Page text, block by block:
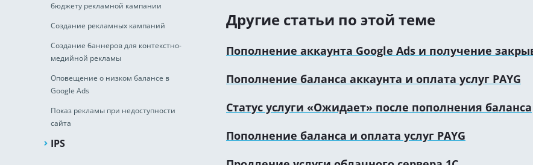
бюджету рекламной кампании
Создание рекламных кампаний
Создание баннеров для контекстно-
медийной рекламы
Оповещение о низком балансе в
Google Ads
Показ рекламы при недоступности
сайта
IPS
Другие статьи по этой теме
Пополнение аккаунта Google Ads и получение
Пополнение баланса аккаунта и оплата услуг PAYG
Статус услуги «Ожидает» после пополнения баланса
Пополнение баланса и оплата услуг PAYG